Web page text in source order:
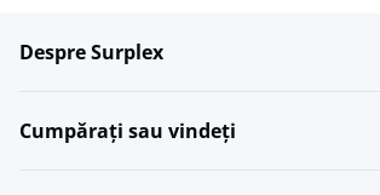
Despre Surplex
Cumpărați sau vindeți